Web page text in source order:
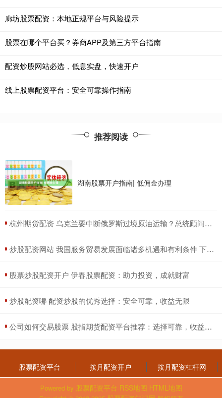
廊坊股票配资：本地正规平台与风险提示
股票在哪个平台买？券商APP及第三方平台指南
配资炒股网站必选，低息实盘，快速开户
线上股票配资平台：安全可靠操作指南
推荐阅读
湖南股票开户指南| 低佣金办理
​杭州期货配资 乌克兰要中断俄罗斯过境原油运输？总统顾问搞混了合同到期时间
​炒股配资网站 我国服务贸易发展面临诸多机遇和有利条件 下一步重点从四个方面创新提升服务贸易
​股票炒股配资开户 伊春股票配资：助力投资，成就财富
​炒股配资哪 配资炒股的优秀选择：安全可靠，收益无限
​公司如何交易股票 股指期货配资平台推荐：选择可靠，收益丰厚
股票配资平台 按月配资开户 按月配资杠杆网
Powered by 股票配资平台 RSS地图 HTML地图